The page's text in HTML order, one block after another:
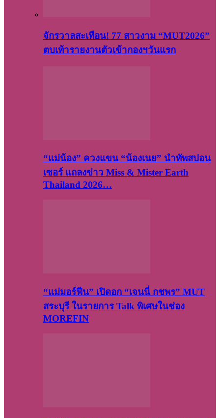
จักรวาลสะเทือน! 77 สาวงาม “MUT2026”
ตบเท้ารายงานตัวเข้ากองฯวันแรก
“แม่น้อง” ควงแขน “น้องเนย” นำทัพสปอน
เซอร์ แถลงข่าว Miss & Mister Earth
Thailand 2026…
“แม่มอร์ฟีน” เปิดอก “เจนนี่ กชพร” MUT
สระบุรี ในรายการ Talk พิเศษในช่อง
MOREFIN